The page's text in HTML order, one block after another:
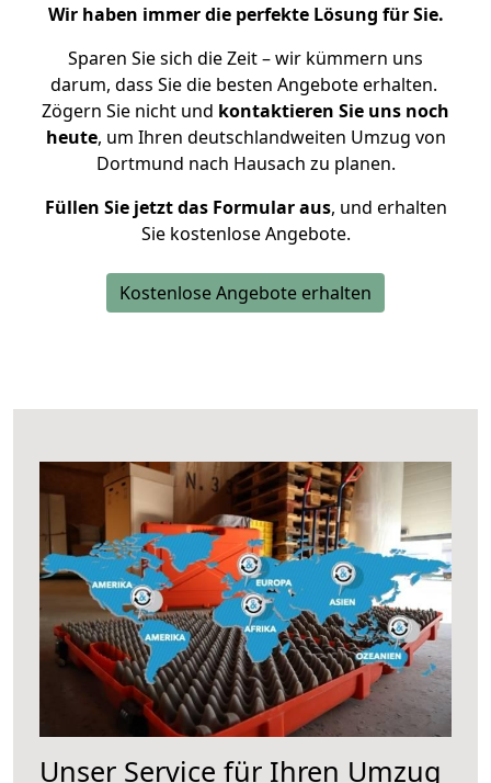
Wir haben immer die perfekte Lösung für Sie.
Sparen Sie sich die Zeit – wir kümmern uns
darum, dass Sie die besten Angebote erhalten.
Zögern Sie nicht und kontaktieren Sie uns noch
heute, um Ihren deutschlandweiten Umzug von
Dortmund nach Hausach zu planen.
Füllen Sie jetzt das Formular aus, und erhalten
Sie kostenlose Angebote.
Kostenlose Angebote erhalten
Unser Service für Ihren Umzug